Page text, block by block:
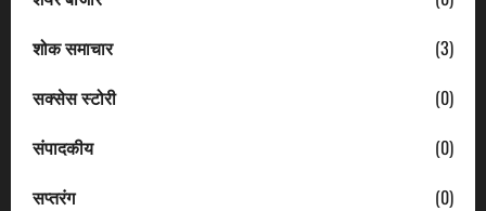
शोक समाचार
(3)
सक्सेस स्टोरी
(0)
संपादकीय
(0)
सप्तरंग
(0)